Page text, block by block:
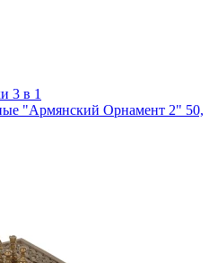
3 в 1
"Армянский Орнамент 2" 50,